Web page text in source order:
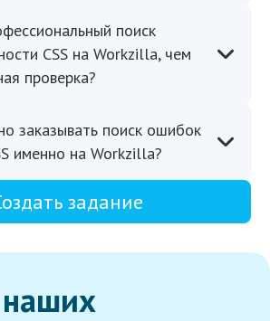
поиск
CSS на Workzilla, чем
проверка?
заказывать поиск ошибок
именно на Workzilla?
задание